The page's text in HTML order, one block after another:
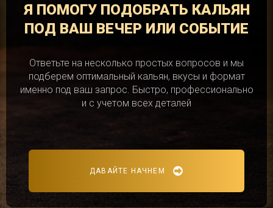
Я ПОМОГУ ПОДОБРАТЬ КАЛЬЯН
ПОД ВАШ ВЕЧЕР ИЛИ СОБЫТИЕ
Ответьте на несколько простых вопросов и мы
подберем оптимальный кальян, вкусы и формат
именно под ваш запрос. Быстро, профессионально
и с учетом всех деталей
ДАВАЙТЕ НАЧНЕМ